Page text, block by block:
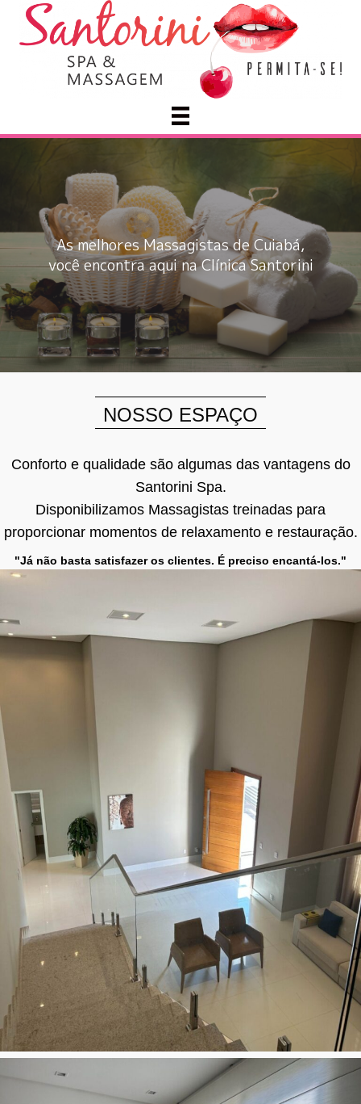
As melhores Massagistas de Cuiabá,
você encontra aqui na Clínica Santorini
NOSSO ESPAÇO
Conforto e qualidade são algumas das vantagens do
Santorini Spa.
Disponibilizamos Massagistas treinadas para
proporcionar momentos de relaxamento e restauração.
"Já não basta satisfazer os clientes. É preciso encantá-los."